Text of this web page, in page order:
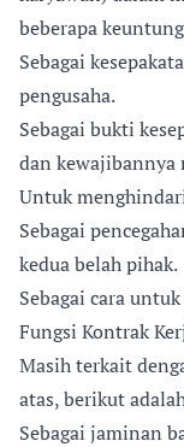
beberapa
Sebagai
pengusaha.
Sebagai bukti
dan kewajibannya
Untuk
Sebagai
kedua belah pihak.
Sebagai cara
Fungsi Kontrak
Masih terkait
atas, berikut
Sebagai jaminan